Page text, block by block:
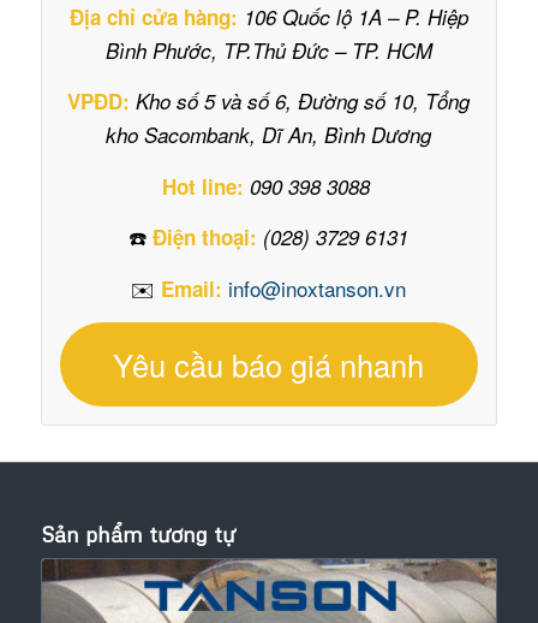
Địa chỉ cửa hàng: 106 Quốc lộ 1A – P. Hiệp
Bình Phước, TP.Thủ Đức – TP. HCM
VPĐD: Kho số 5 và số 6, Đường số 10, Tổng
kho Sacombank, Dĩ An, Bình Dương
Hot line: 090 398 3088
☎️Điện thoại: (028) 3729 6131
✉️ Email: info@inoxtanson.vn
Yêu cầu báo giá nhanh
Sản phẩm tương tự